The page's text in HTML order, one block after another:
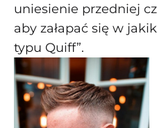
uniesienie przedniej
aby załapać się w
typu Quiff”.